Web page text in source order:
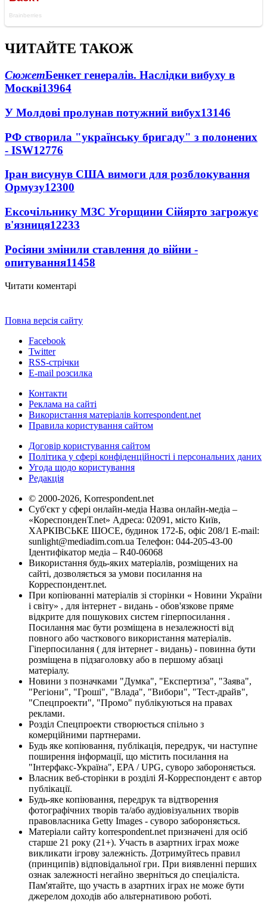
ЧИТАЙТЕ ТАКОЖ
СюжетБенкет генералів. Наслідки вибуху в
Москві13964
У Молдові пролунав потужний вибух13146
РФ створила "українську бригаду" з полонених
- ISW12776
Іран висунув США вимоги для розблокування
Ормузу12300
Ексочільнику МЗС Угорщини Сійярто загрожує
в'язниця12233
Росіяни змінили ставлення до війни -
опитування11458
Читати коментарі
Повна версія сайту
Facebook
Twitter
RSS-стрічки
E-mail розсилка
Контакти
Реклама на сайті
Використання матеріалів korrespondent.net
Правила користування сайтом
Договір користування сайтом
Політика у сфері конфіденційності і персональних даних
Угода щодо користування
Редакція
© 2000-2026, Korrespondent.net
Суб'єкт у сфері онлайн-медіа Назва онлайн-медіа –
«КореспонденТ.net» Адреса: 02091, місто Київ,
ХАРКІВСЬКЕ ШОСЕ, будинок 172-Б, офіс 208/1 E-mail:
sunlight@mediadim.com.ua Телефон: 044-205-43-00
Ідентифікатор медіа – R40-06068
Використання будь-яких матеріалів, розміщених на
сайті, дозволяється за умови посилання на
Корреспондент.net.
При копіюванні матеріалів зі сторінки « Новини України
і світу» , для інтернет - видань - обов'язкове пряме
відкрите для пошукових систем гіперпосилання .
Посилання має бути розміщена в незалежності від
повного або часткового використання матеріалів.
Гіперпосилання ( для інтернет - видань) - повинна бути
розміщена в підзаголовку або в першому абзаці
матеріалу.
Новини з позначками "Думка", "Експертиза", "Заява",
"Регіони", "Гроші", "Влада", "Вибори", "Тест-драйв",
"Спецпроекти", "Промо" публікуються на правах
реклами.
Розділ Спецпроекти створюється спільно з
комерційними партнерами.
Будь яке копіювання, публікація, передрук, чи наступне
поширення інформації, що містить посилання на
"Інтерфакс-Україна", EPA / UPG, суворо забороняється.
Власник веб-сторінки в розділі Я-Корреспондент є автор
публікації.
Будь-яке копіювання, передрук та відтворення
фотографічних творів та/або аудіовізуальних творів
правовласника Getty Images - суворо забороняється.
Матеріали сайту korrespondent.net призначені для осіб
старше 21 року (21+). Участь в азартних іграх може
викликати ігрову залежність. Дотримуйтесь правил
(принципів) відповідальної гри. При виявленні перших
ознак залежності негайно зверніться до спеціаліста.
Пам'ятайте, що участь в азартних іграх не може бути
джерелом доходів або альтернативою роботі.